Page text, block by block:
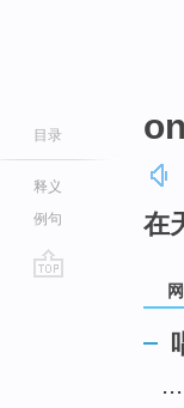
目录
释义
例句
在
...